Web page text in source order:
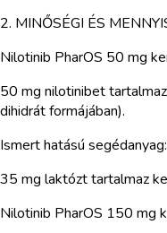
2. MINŐSÉGI ÉS
Nilotinib PharOS 50 mg
50 mg nilotinibet
dihidrát formájában).
Ismert hatású segédanyag:
35 mg laktózt tartalmaz
Nilotinib PharOS 150 mg